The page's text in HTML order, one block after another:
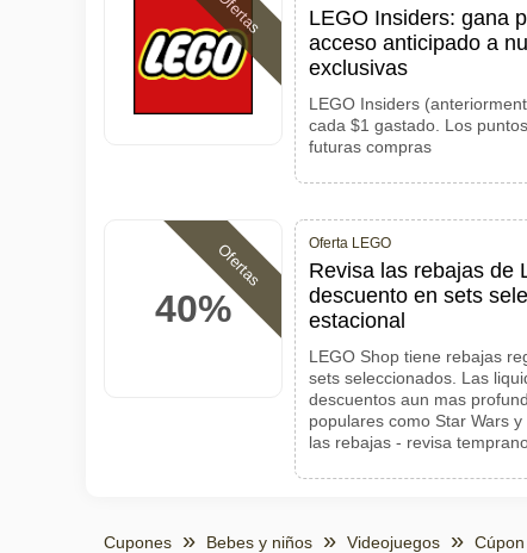
Ofertas
LEGO Insiders: gana
acceso anticipado a
exclusivas
LEGO Insiders
cada $1 gastado. Los
futuras compras
40%
Ofertas Oferta LEGO
Revisa las rebajas de
descuento en sets
estacional
LEGO Shop tiene rebajas
sets seleccionados. Las
descuentos aun mas
populares como Star Wars
las rebajas - revisa
Cupones Bebes y niños Videojuegos